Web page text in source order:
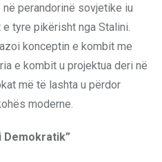
perandorinë sovjetike iu
tyre pikërisht nga Stalini.
konceptin e kombit me
e kombit u projektua deri në
më të lashta u përdor
moderne.
Demokratik”